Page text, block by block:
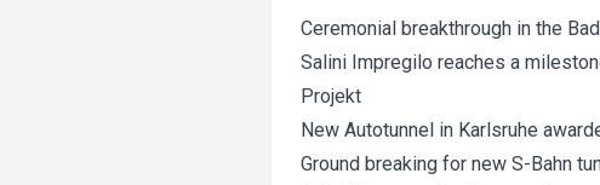
Ceremonial breakthrough in the
Salini Impregilo reaches a
Projekt
New Autotunnel in Karlsruhe
Ground breaking for new S-Bahn